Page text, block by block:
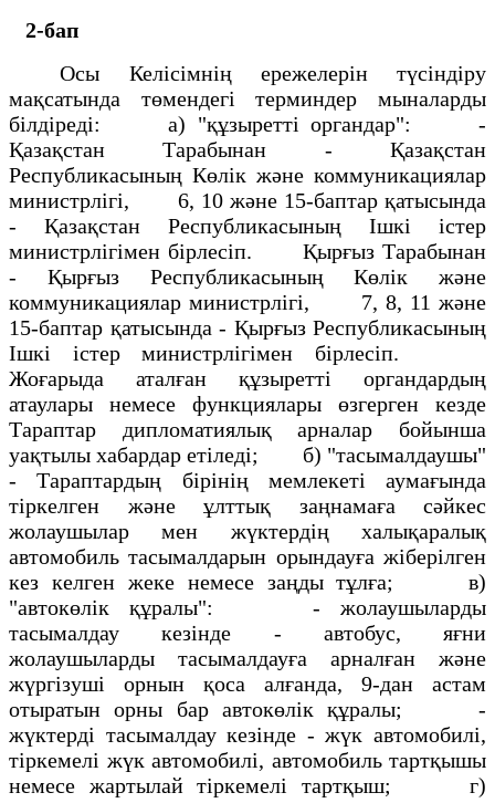
2-бап
Осы Келiсiмнiң ережелерiн түсiндiру
мақсатында төмендегi терминдер мыналарды
бiлдiредi: а) "құзыреттi органдар": -
Қазақстан Тарабынан - Қазақстан
Республикасының Көлiк және коммуникациялар
министрлiгi, 6, 10 және 15-баптар қатысында
- Қазақстан Республикасының Iшкi iстер
министрлiгiмен бiрлесiп. Қырғыз Тарабынан
- Қырғыз Республикасының Көлiк және
коммуникациялар министрлiгi, 7, 8, 11 және
15-баптар қатысында - Қырғыз Республикасының
Iшкi iстер министрлiгiмен бiрлесiп.
Жоғарыда аталған құзыреттi органдардың
атаулары немесе функциялары өзгерген кезде
Тараптар дипломатиялық арналар бойынша
уақтылы хабардар етiледi; б) "тасымалдаушы"
- Тараптардың бiрiнiң мемлекетi аумағында
тiркелген және ұлттық заңнамаға сәйкес
жолаушылар мен жүктердiң халықаралық
автомобиль тасымалдарын орындауға жiберiлген
кез келген жеке немесе заңды тұлға; в)
"автокөлiк құралы": - жолаушыларды
тасымалдау кезiнде - автобус, яғни
жолаушыларды тасымалдауға арналған және
жүргiзушi орнын қоса алғанда, 9-дан астам
отыратын орны бар автокөлiк құралы; -
жүктердi тасымалдау кезiнде - жүк автомобилi,
тiркемелi жүк автомобилi, автомобиль тартқышы
немесе жартылай тiркемелi тартқыш; г)